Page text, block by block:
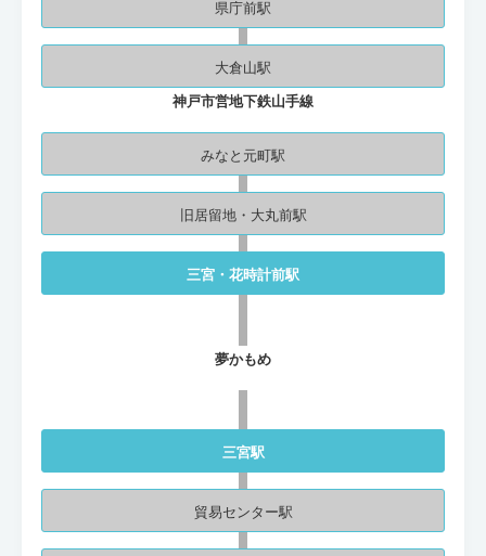
県庁前駅
大倉山駅
神戸市営地下鉄山手線
みなと元町駅
旧居留地・大丸前駅
三宮・花時計前駅
夢かもめ
三宮駅
貿易センター駅